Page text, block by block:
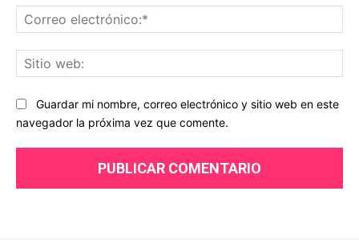
Guardar mi nombre, correo electrónico y sitio web en este
navegador la próxima vez que comente.